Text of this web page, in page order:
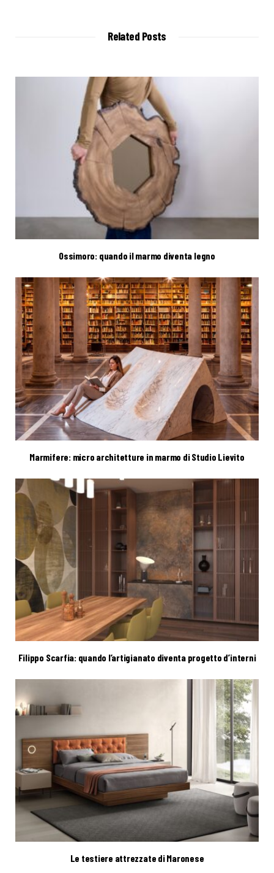
Related Posts
Ossimoro: quando il marmo diventa legno
Marmifere: micro architetture in marmo di Studio Lievito
Filippo Scarfia: quando l’artigianato diventa progetto d’interni
Le testiere attrezzate di Maronese